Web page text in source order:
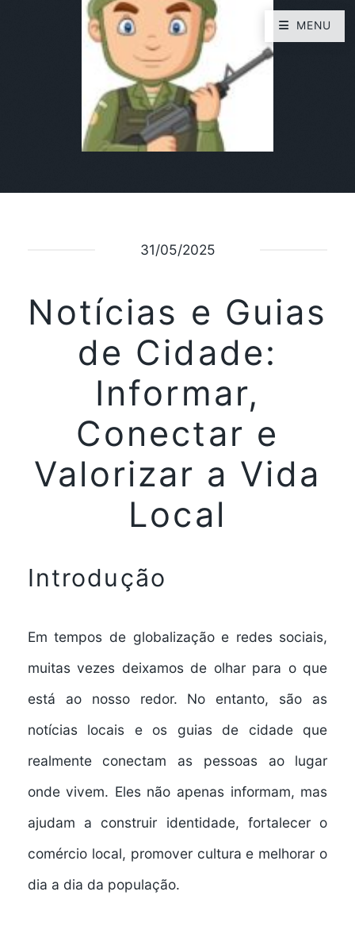
31/05/2025
Notícias e Guias
de Cidade:
Informar,
Conectar e
Valorizar a Vida
Local
Introdução
Em tempos de globalização e redes sociais,
muitas vezes deixamos de olhar para o que
está ao nosso redor. No entanto, são as
notícias locais e os guias de cidadeque
realmente conectam as pessoas ao lugar
onde vivem. Eles não apenas informam, mas
ajudam a construir identidade, fortalecer o
comércio local, promover cultura e melhorar o
dia a dia da população.
MENU